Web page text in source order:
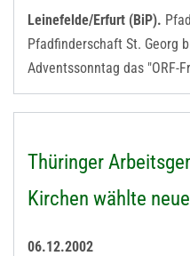
Leinefelde/Erfurt (BiP).
Pfadfinderschaft St. Georg
Adventssonntag das "ORF-
Thüringer
Kirchen wählte
06.12.2002